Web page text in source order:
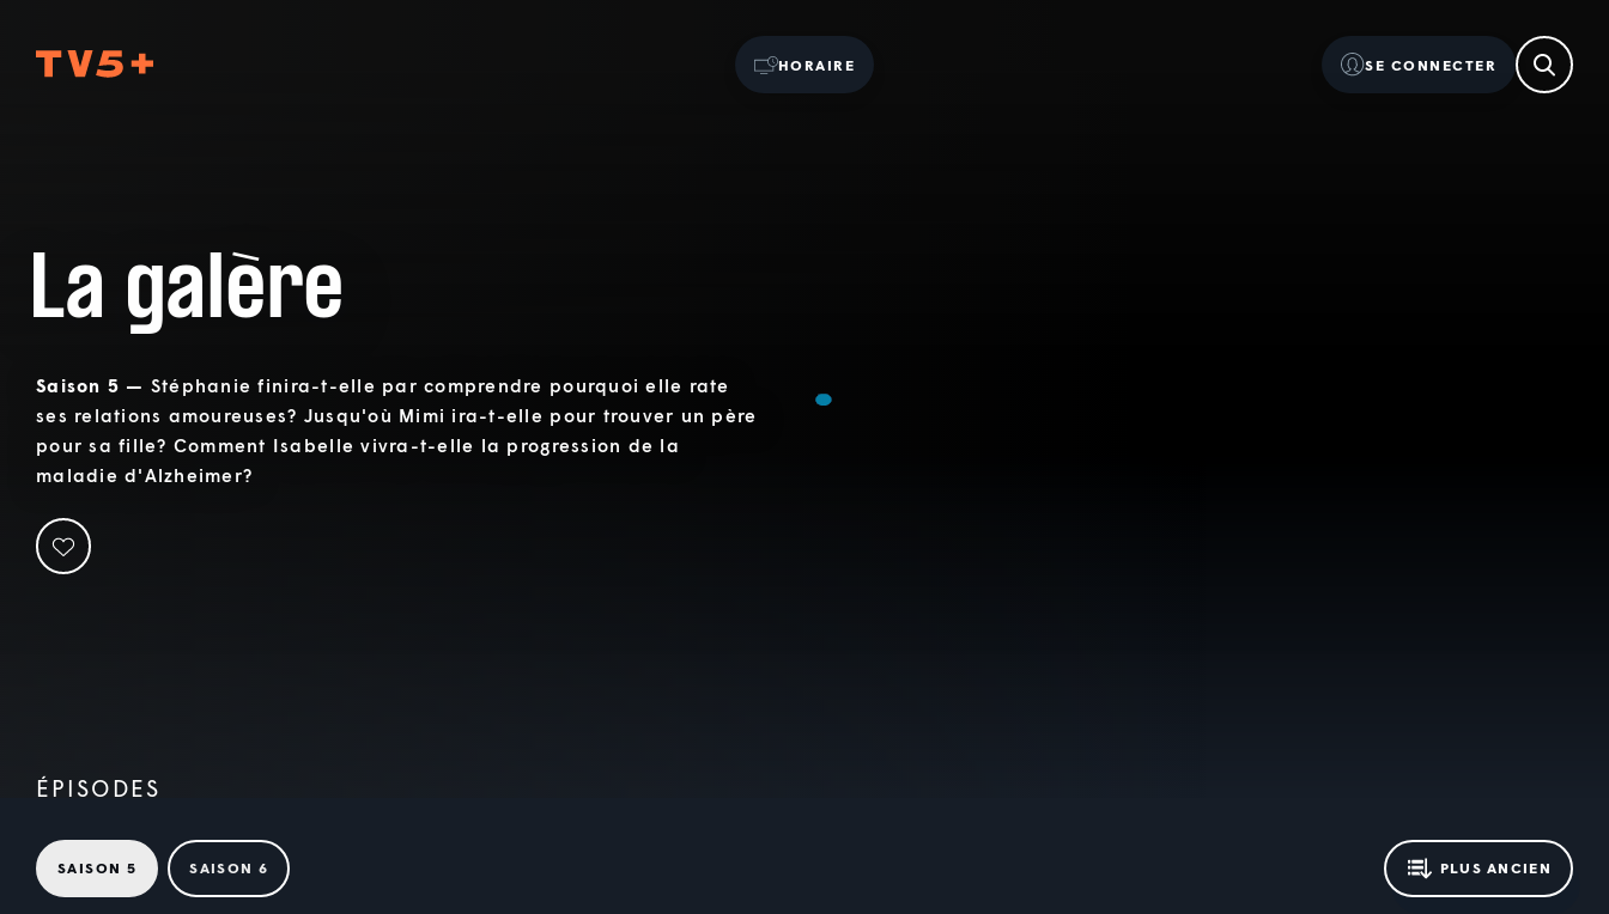
HORAIRE SE CONNECTER
La galère
Saison 5 — Stéphanie finira-t-elle par comprendre pourquoi elle rate
ses relations amoureuses? Jusqu'où Mimi ira-t-elle pour trouver un père
pour sa fille? Comment Isabelle vivra-t-elle la progression de la
maladie d'Alzheimer?
ÉPISODES
SAISON 5 SAISON 6 PLUS ANCIEN